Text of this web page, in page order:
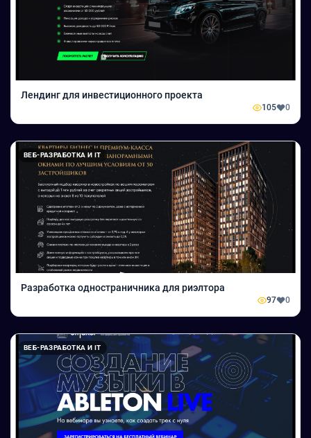
Лендинг для инвестиционного проекта
105 0
ВЕБ-РАЗРАБОТКА И IT
Разработка одностраничника для риэлтора
97 0
ВЕБ-РАЗРАБОТКА И IT